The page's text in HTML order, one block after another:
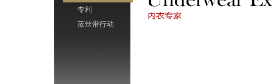
专利
蓝丝带行动